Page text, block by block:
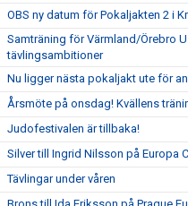
OBS ny datum för Pokaljakten 2 i
Samträning för Värmland/Örebro
tävlingsambitioner
Nu ligger nästa pokaljakt ute för
Årsmöte på onsdag! Kvällens
Judofestivalen är tillbaka!
Silver till Ingrid Nilsson på Europa
Tävlingar under våren